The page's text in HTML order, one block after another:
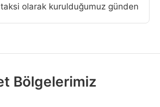
olarak kurulduğumuz günden
Bölgelerimiz